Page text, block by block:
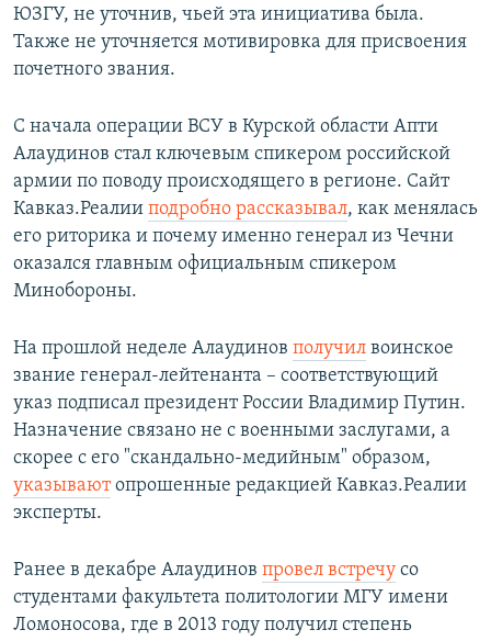
ЮЗГУ, не уточнив, чьей эта инициатива была.
Также не уточняется мотивировка для присвоения
почетного звания.
С начала операции ВСУ в Курской области Апти
Алаудинов стал ключевым спикером российской
армии по поводу происходящего в регионе. Сайт
Кавказ.Реалии подробно рассказывал, как менялась
его риторика и почему именно генерал из Чечни
оказался главным официальным спикером
Минобороны.
На прошлой неделе Алаудинов получил воинское
звание генерал-лейтенанта – соответствующий
указ подписал президент России Владимир Путин.
Назначение связано не с военными заслугами, а
скорее с его "скандально-медийным" образом,
указываютопрошенные редакцией Кавказ.Реалии
эксперты.
Ранее в декабре Алаудинов провел встречу со
студентами факультета политологии МГУ имени
Ломоносова, где в 2013 году получил степень